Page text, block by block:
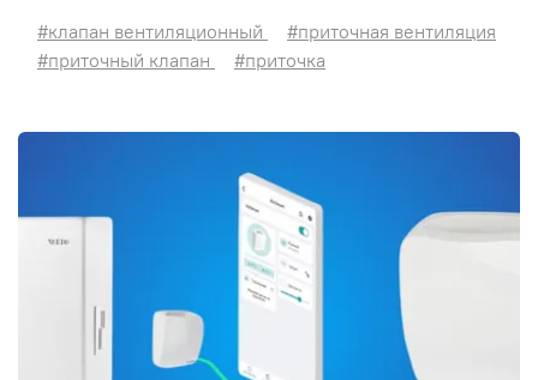
#клапан вентиляционный
#приточная вентиляция
#приточный клапан
#приточка